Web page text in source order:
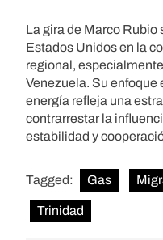
La gira de Marco Rubio
Estados Unidos en la
regional,
Venezuela. Su enfoque
energía refleja una
contrarrestar la
estabilidad y
Tagged: Gas
Trinidad